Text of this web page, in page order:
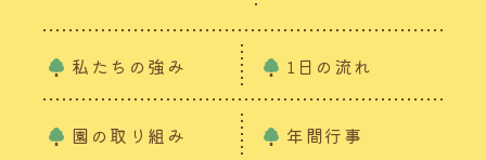
私たちの強み 1日の流れ
園の取り組み 年間行事